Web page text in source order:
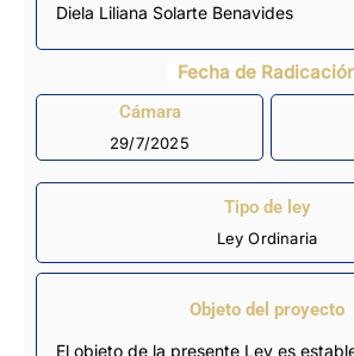
Diela Liliana Solarte Benavides
Fecha de
Cámara
29/7/2025
Tipo de ley
Ley Ordinaria
Objeto del proyecto
El objeto de la presente Ley es